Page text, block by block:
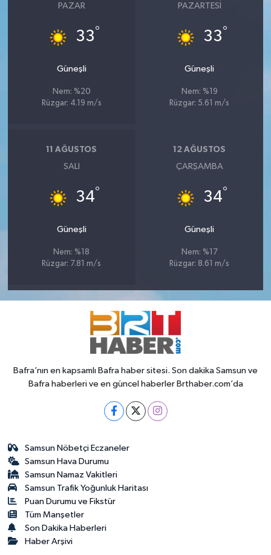
PAZAR
33°
Güneşli
Nem: %20
Rüzgar: 4.19 m/s
PAZARTESI
33°
Güneşli
Nem: %19
Rüzgar: 5.61 m/s
11 AĞUSTOS
SALI
34°
Güneşli
Nem: %18
Rüzgar: 7.81 m/s
12 AĞUSTOS
ÇARŞAMBA
34°
Güneşli
Nem: %17
Rüzgar: 8.61 m/s
Bafra’nın en kapsamlı Bafra haber sitesi. Son dakika Samsun ve
Bafra haberleri ve en güncel haberler Brthaber.com’da
Samsun Nöbetçi Eczaneler
Samsun Hava Durumu
Samsun Namaz Vakitleri
Samsun Trafik Yoğunluk Haritası
Puan Durumu ve Fikstür
Tüm Manşetler
Son Dakika Haberleri
Haber Arşivi